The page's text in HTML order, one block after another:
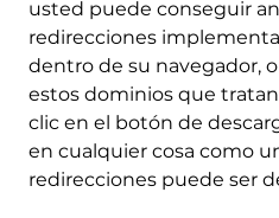
usted puede conseguir
redirecciones
dentro de su navegador,
estos dominios que
clic en el botón de
en cualquier cosa como
redirecciones puede ser